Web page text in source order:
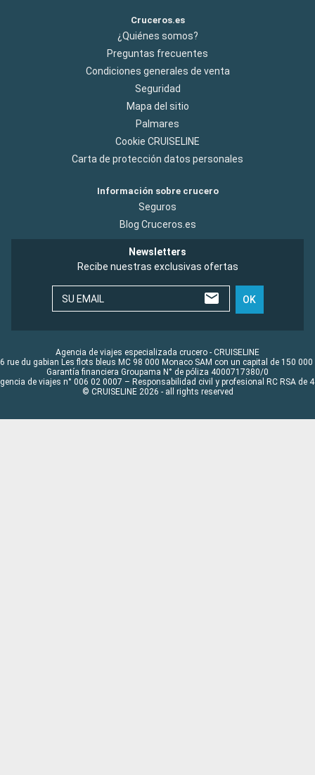
Cruceros.es
¿Quiénes somos?
Preguntas frecuentes
Condiciones generales de venta
Seguridad
Mapa del sitio
Palmares
Cookie CRUISELINE
Carta de protección datos personales
Información sobre crucero
Seguros
Blog Cruceros.es
Newsletters
Recibe nuestras exclusivas ofertas
SU EMAIL OK
Agencia de viajes especializada crucero - CRUISELINE
rue du gabian Les flots bleus MC 98 000 Monaco SAM con un capital de 150 000
Garantía financiera Groupama N° de póliza 4000717380/0
de viajes n° 006 02 0007 – Responsabilidad civil y profesional RC RSA de
© CRUISELINE 2026 - all rights reserved